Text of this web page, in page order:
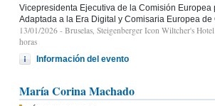
Vicepresidenta Ejecutiva de la Comisión Europea
Adaptada a la Era Digital y Comisaria Europea de
13/01/2026 - Bruselas, Steigenberger Icon Wiltcher's
horas
Información del evento
María Corina Machado